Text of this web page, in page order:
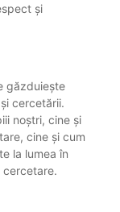
și
găzduiește
cercetării.
noștri, cine și
cine și cum
la lumea în
cercetare.